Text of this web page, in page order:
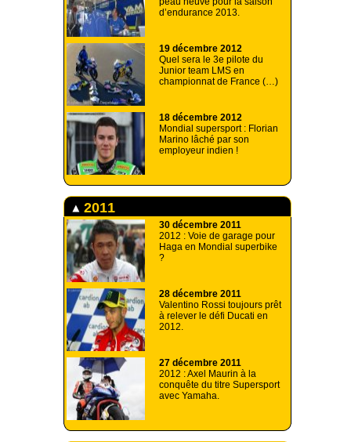
d’endurance 2013.
19 décembre 2012
Quel sera le 3e pilote du
Junior team LMS en
championnat de France (…)
18 décembre 2012
Mondial supersport : Florian
Marino lâché par son
employeur indien !
2011
30 décembre 2011
2012 : Voie de garage pour
Haga en Mondial superbike
?
28 décembre 2011
Valentino Rossi toujours prêt
à relever le défi Ducati en
2012.
27 décembre 2011
2012 : Axel Maurin à la
conquête du titre Supersport
avec Yamaha.